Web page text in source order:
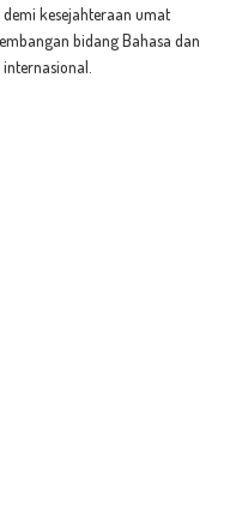
kesejahteraan umat
bidang Bahasa dan